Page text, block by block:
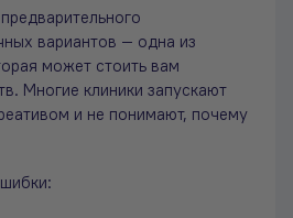
вариантов — одна из
может стоить вам
Многие клиники запускают
и не понимают, почему